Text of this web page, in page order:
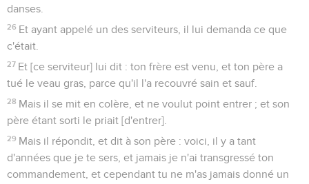
danses.
26 Et ayant appelé un des serviteurs, il lui demanda ce que
c'était.
27 Et [ce serviteur] lui dit : ton frère est venu, et ton père a
tué le veau gras, parce qu'il l'a recouvré sain et sauf.
28 Mais il se mit en colère, et ne voulut point entrer ; et son
père étant sorti le priait [d'entrer].
29 Mais il répondit, et dit à son père : voici, il y a tant
d'années que je te sers, et jamais je n'ai transgressé ton
commandement, et cependant tu ne m'as jamais donné un